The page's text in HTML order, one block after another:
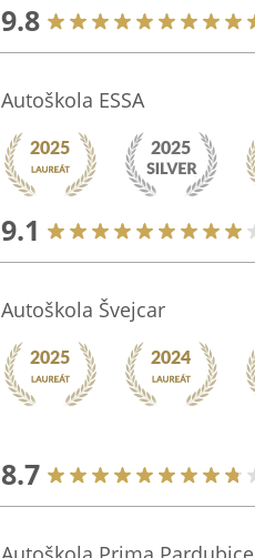
9.8
Autoškola ESSA
9.1
Autoškola Švejcar
8.7